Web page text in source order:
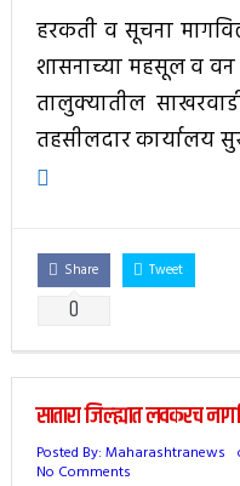
हरकती व सूचना
शासनाच्या महसूल व वन
तालुक्यातील
तहसीलदार कार्यालय
Share
0
Tweet
सातारा जिल्ह्यात लवकरच
Posted By: Maharashtranews
No Comments